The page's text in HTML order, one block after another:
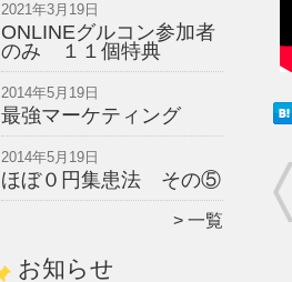
2021年3月19日
ONLINEグルコン参加者
のみ １１個特典
2014年5月19日
最強マーケティング
2014年5月19日
ほぼ０円集患法 その⑤
一覧
お知らせ